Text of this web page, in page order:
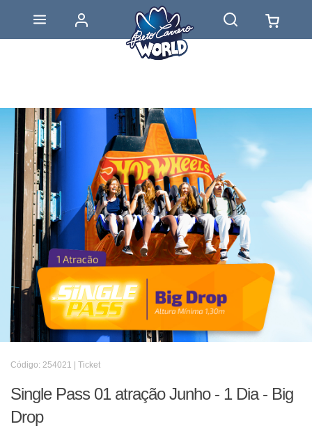
Código: 254021 | Ticket
Single Pass 01 atração Junho - 1 Dia - Big
Drop